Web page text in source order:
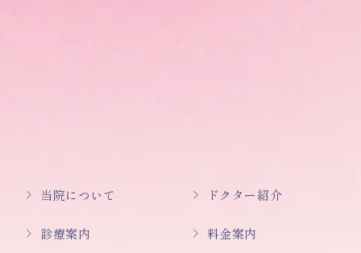
当院について ドクター紹介
診療案内 料金案内